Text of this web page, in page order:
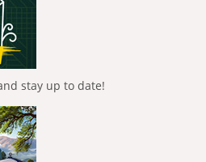
stay up to date!